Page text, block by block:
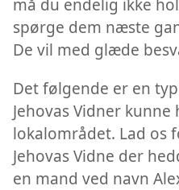
må du endelig ikke
spørge dem næste
De vil med glæde
Det følgende er en
Jehovas Vidner kunne
lokalområdet. Lad os
Jehovas Vidne der
en mand ved navn